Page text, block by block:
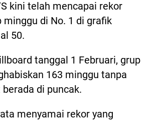
kini telah mencapai rekor
minggu di No. 1 di grafik
50.
tanggal 1 Februari, grup
163 minggu tanpa
di puncak.
menyamai rekor yang